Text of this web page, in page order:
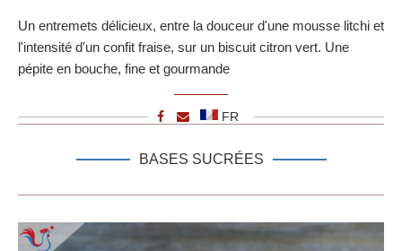
Un entremets délicieux, entre la douceur d'une mousse litchi et
l'intensité d'un confit fraise, sur un biscuit citron vert. Une
pépite en bouche, fine et gourmande
FR
BASES SUCRÉES